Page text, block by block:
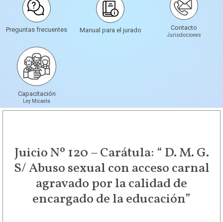
Preguntas frecuentes Manual para el jurado Contacto
Jurisdicciones
Capacitación
Ley Micaela
Juicio Nº 120 – Carátula: “ D. M. G.
S/ Abuso sexual con acceso carnal
agravado por la calidad de
encargado de la educación”